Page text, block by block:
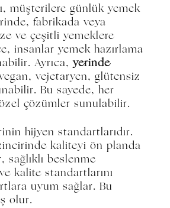
müşterilere günlük yemek
fabrikada veya
ve çeşitli yemeklere
insanlar yemek hazırlama
Ayrıca,yerinde
vejetaryen, glütensiz
Bu sayede, her
çözümler sunulabilir.
hijyen standartlarıdır.
kaliteyi ön planda
beslenme
kalite standartlarını
uyum sağlar. Bu
olur.